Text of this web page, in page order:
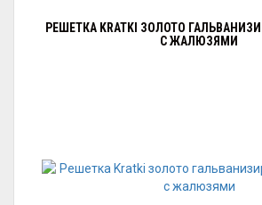
РЕШЕТКА KRATKI ЗОЛОТО
С ЖАЛЮЗЯМИ